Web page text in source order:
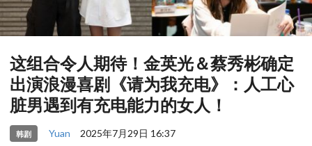
这组合令人期待！金英光＆蔡秀彬确定
出演浪漫喜剧《请为我充电》：人工心
脏男遇到有充电能力的女人！
韩剧 Yuan 2025年7月29日 16:37